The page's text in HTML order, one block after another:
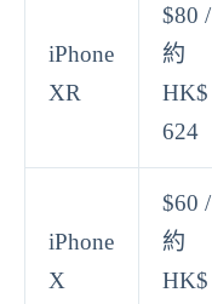
iPhone
XR
$80 /
約
HK$
624
iPhone
X
$60 /
約
HK$